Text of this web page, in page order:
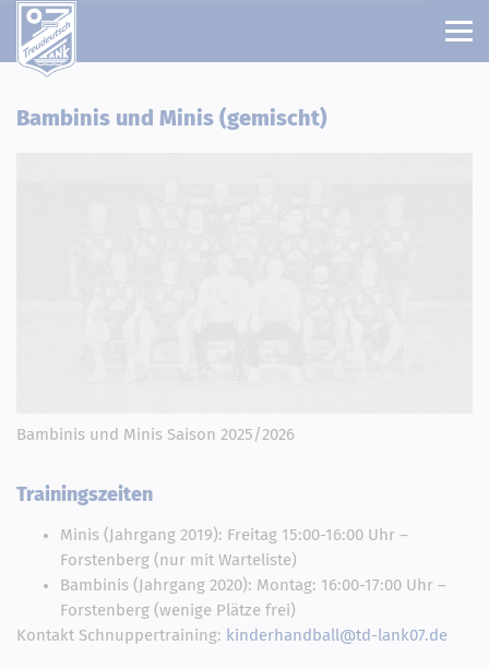
Bambinis und Minis (gemischt)
Bambinis und Minis Saison 2025/2026
Trainingszeiten
Minis (Jahrgang 2019): Freitag 15:00-16:00 Uhr –
Forstenberg (nur mit Warteliste)
Bambinis (Jahrgang 2020): Montag: 16:00-17:00 Uhr –
Forstenberg (wenige Plätze frei)
Kontakt Schnuppertraining: kinderhandball@td-lank07.de